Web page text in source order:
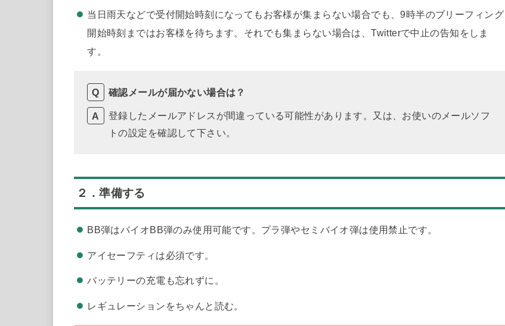
当日雨天などで受付開始時刻になってもお客様が集まらない場合でも、9時半のブリーフィング
開始時刻まではお客様を待ちます。それでも集まらない場合は、Twitterで中止の告知をしま
す。
確認メールが届かない場合は？
登録したメールアドレスが間違っている可能性があります。又は、お使いのメールソフ
トの設定を確認して下さい。
２．準備する
BB弾はバイオBB弾のみ使用可能です。プラ弾やセミバイオ弾は使用禁止です。
アイセーフティは必須です。
バッテリーの充電も忘れずに。
レギュレーションをちゃんと読む。